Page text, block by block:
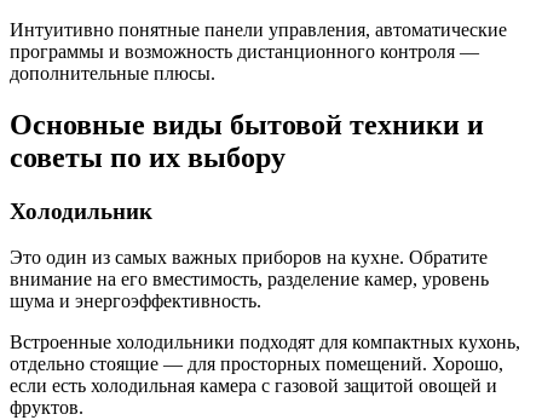
Интуитивно понятные панели управления, автоматические
программы и возможность дистанционного контроля —
дополнительные плюсы.
Основные виды бытовой техники и
советы по их выбору
Холодильник
Это один из самых важных приборов на кухне. Обратите
внимание на его вместимость, разделение камер, уровень
шума и энергоэффективность.
Встроенные холодильники подходят для компактных кухонь,
отдельно стоящие — для просторных помещений. Хорошо,
если есть холодильная камера с газовой защитой овощей и
фруктов.